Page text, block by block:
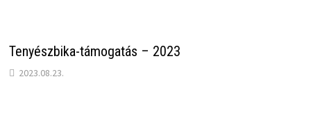
Tenyészbika-támogatás – 2023
2023.08.23.